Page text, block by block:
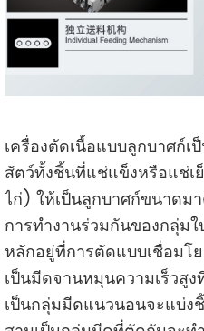
เครื่องตัดเนื้อแบบลูกบาศก์
สัตว์ทั้งชิ้นที่แช่แข็งหรือแช่เ
ไก่) ให้เป็นลูกบาศก์ขนาดม
การทำงานร่วมกันของกลุ่ม
หลักอยู่ที่การตัดแบบเชื่อมโ
เป็นมีดจานหมุนความเร็วสู
เป็นกลุ่มมีดแนวนอนจะแบ่ง